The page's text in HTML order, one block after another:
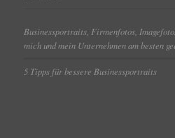
Businessportraits, Firmenfotos,
mich und mein Unternehmen am besten
5 Tipps für bessere Businessportraits